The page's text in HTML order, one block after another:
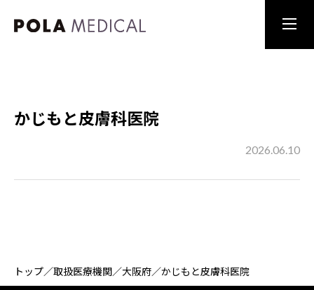
かじもと皮膚科医院
2026.06.10
トップ／取扱医療機関／大阪府／かじもと皮膚科医院